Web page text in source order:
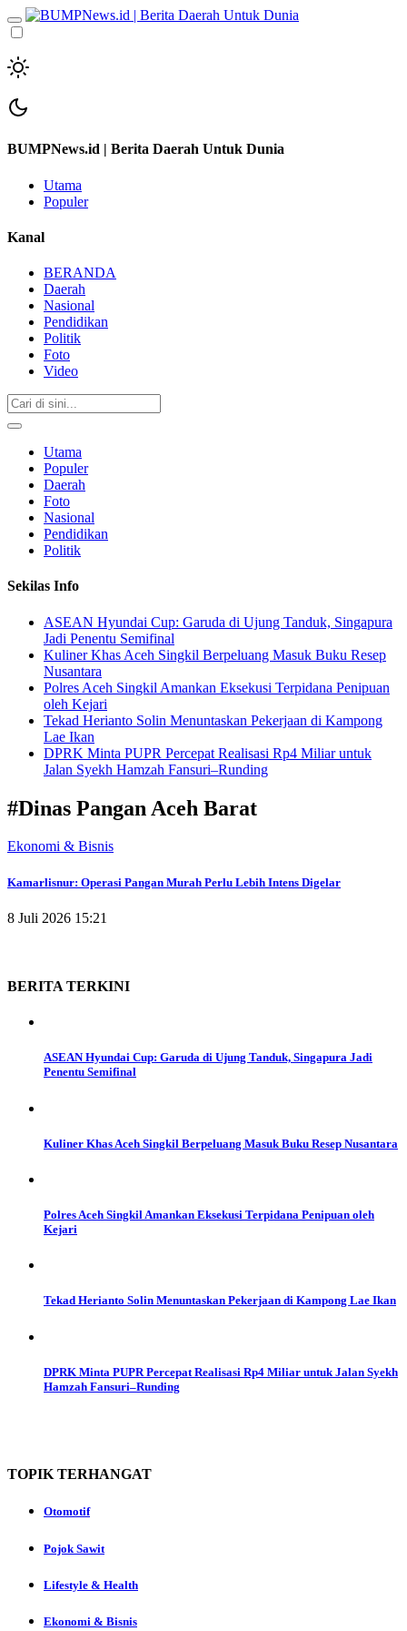
BUMPNews.id | Berita Daerah Untuk Dunia
Utama
Populer
Kanal
BERANDA
Daerah
Nasional
Pendidikan
Politik
Foto
Video
Utama
Populer
Daerah
Foto
Nasional
Pendidikan
Politik
Sekilas Info
ASEAN Hyundai Cup: Garuda di Ujung Tanduk, Singapura
Jadi Penentu Semifinal
Kuliner Khas Aceh Singkil Berpeluang Masuk Buku Resep
Nusantara
Polres Aceh Singkil Amankan Eksekusi Terpidana Penipuan
oleh Kejari
Tekad Herianto Solin Menuntaskan Pekerjaan di Kampong
Lae Ikan
DPRK Minta PUPR Percepat Realisasi Rp4 Miliar untuk
Jalan Syekh Hamzah Fansuri–Runding
#Dinas Pangan Aceh Barat
Ekonomi & Bisnis
Kamarlisnur: Operasi Pangan Murah Perlu Lebih Intens Digelar
8 Juli 2026 15:21
BERITA TERKINI
ASEAN Hyundai Cup: Garuda di Ujung Tanduk, Singapura Jadi
Penentu Semifinal
Kuliner Khas Aceh Singkil Berpeluang Masuk Buku Resep Nusantara
Polres Aceh Singkil Amankan Eksekusi Terpidana Penipuan oleh
Kejari
Tekad Herianto Solin Menuntaskan Pekerjaan di Kampong Lae Ikan
DPRK Minta PUPR Percepat Realisasi Rp4 Miliar untuk Jalan Syekh
Hamzah Fansuri–Runding
TOPIK TERHANGAT
Otomotif
Pojok Sawit
Lifestyle & Health
Ekonomi & Bisnis